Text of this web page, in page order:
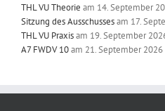
THL VU Theorie am 14. September
Sitzung des Ausschussesam 17.
THL VU Praxisam 19. September
A7 FWDV 10am 21. September